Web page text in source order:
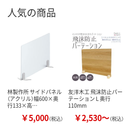
人気の商品
林製作所 サイドパネル
（アクリル）幅600×奥
行133×高…
￥5,000（税込）
友澤木工 飛沫防止パー
テーション L 奥行
110mm
￥2,530～（税込）